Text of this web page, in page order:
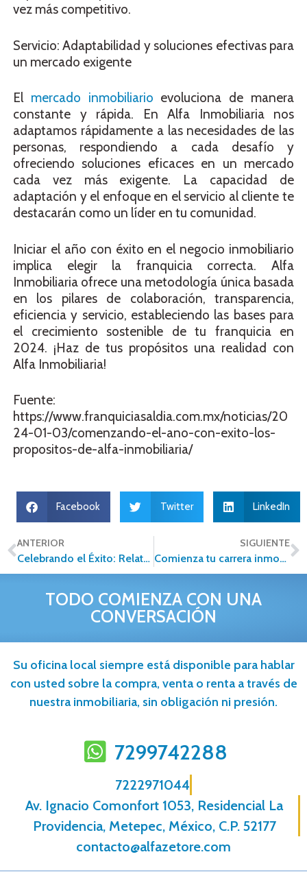
vez más competitivo.
Servicio: Adaptabilidad y soluciones efectivas para
un mercado exigente
El mercado inmobiliario evoluciona de manera
constante y rápida. En Alfa Inmobiliaria nos
adaptamos rápidamente a las necesidades de las
personas, respondiendo a cada desafío y
ofreciendo soluciones eficaces en un mercado
cada vez más exigente. La capacidad de
adaptación y el enfoque en el servicio al cliente te
destacarán como un líder en tu comunidad.
Iniciar el año con éxito en el negocio inmobiliario
implica elegir la franquicia correcta. Alfa
Inmobiliaria ofrece una metodología única basada
en los pilares de colaboración, transparencia,
eficiencia y servicio, estableciendo las bases para
el crecimiento sostenible de tu franquicia en
2024. ¡Haz de tus propósitos una realidad con
Alfa Inmobiliaria!
Fuente:
https://www.franquiciasaldia.com.mx/noticias/20
24-01-03/comenzando-el-ano-con-exito-los-
propositos-de-alfa-inmobiliaria/
Facebook Twitter LinkedIn
ANTERIOR
Celebrando el Éxito: Relatos Motivadores de Alfa Inmobiliaria
SIGUIENTE
Comienza tu carrera inmobiliaria en 2024
TODO COMIENZA CON UNA
CONVERSACIÓN
Su oficina local siempre está disponible para hablar
con usted sobre la compra, venta o renta a través de
nuestra inmobiliaria, sin obligación ni presión.
7299742288
7222971044
Av. Ignacio Comonfort 1053, Residencial La
Providencia, Metepec, México, C.P. 52177
contacto@alfazetore.com